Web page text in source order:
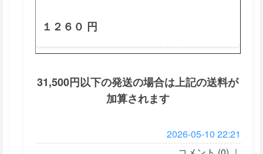
１２６０ 円
31,500円以下の発送の場合は上記の送料が
加算されます
2026-05-10 22:21